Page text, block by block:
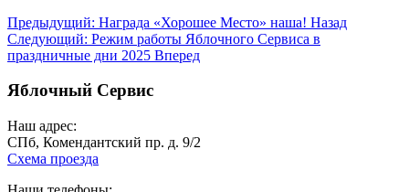
Предыдущий: Награда «Хорошее Место» наша! Назад
Следующий: Режим работы Яблочного Сервиса в
праздничные дни 2025 Вперед
Яблочный Сервис
Наш адрес:
СПб, Комендантский пр. д. 9/2
Схема проезда